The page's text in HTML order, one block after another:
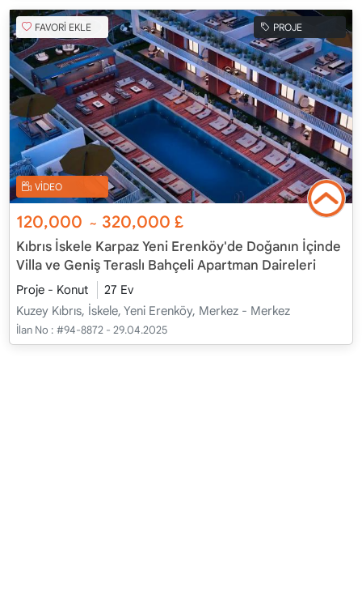
FAVORİ EKLE PROJE
VİDEO
120,000 ~ 320,000£
Kıbrıs İskele Karpaz Yeni Erenköy'de Doğanın İçinde
Villa ve Geniş Teraslı Bahçeli Apartman Daireleri
Proje - Konut
27 Ev
Kuzey Kıbrıs, İskele, Yeni Erenköy, Merkez - Merkez
İlan No : #94-8872 - 29.04.2025